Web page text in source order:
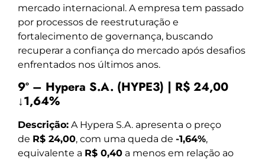
mercado internacional. A empresa tem passado
por processos de reestruturação e
fortalecimento de governança, buscando
recuperar a confiança do mercado após desafios
enfrentados nos últimos anos.
9º – Hypera S.A. (HYPE3) | R$ 24,00
↓1,64%
Descrição: A Hypera S.A. apresenta o preço
de R$ 24,00, com uma queda de -1,64%,
equivalente a R$ 0,40 a menos em relação ao